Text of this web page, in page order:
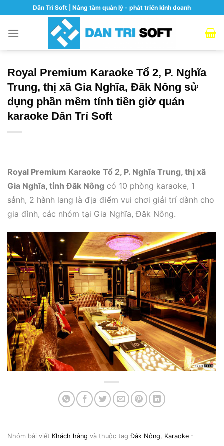
content
Dân Trí Soft | Nâng tầm quản lý - phát triển kinh doanh
Royal Premium Karaoke Tổ 2, P. Nghĩa
Trung, thị xã Gia Nghĩa, Đăk Nông sử
dụng phần mềm tính tiền giờ quán
karaoke Dân Trí Soft
Royal Premium Karaoke Tổ 2, P. Nghĩa Trung, thị xã
Gia Nghĩa, tỉnh Đăk Nông có 10 phòng karaoke, 1
sảnh, 2 hành lang là địa điểm vui chơi giải trí dành cho
gia đình, các nhóm tại Gia Nghĩa, Đăk Nông.
Nhóm bài viết Khách hàng và thuộc tagĐắk Nông, Karaoke -